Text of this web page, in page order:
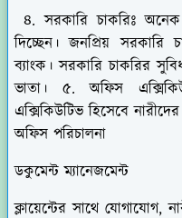
৪. সরকারি চাকরিঃ
দিচ্ছেন। জনপ্রিয় সরকারি
ব্যাংক। সরকারি চাকরির
ভাতা। ৫. অফিস
এক্সিকিউটিভ হিসেবে
অফিস পরিচালনা
ডকুমেন্ট ম্যানেজমেন্ট
ক্লায়েন্টের সাথে যোগাযোগ,